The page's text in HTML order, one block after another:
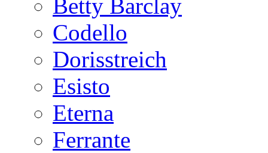
Betty Barclay
Codello
Dorisstreich
Esisto
Eterna
Ferrante